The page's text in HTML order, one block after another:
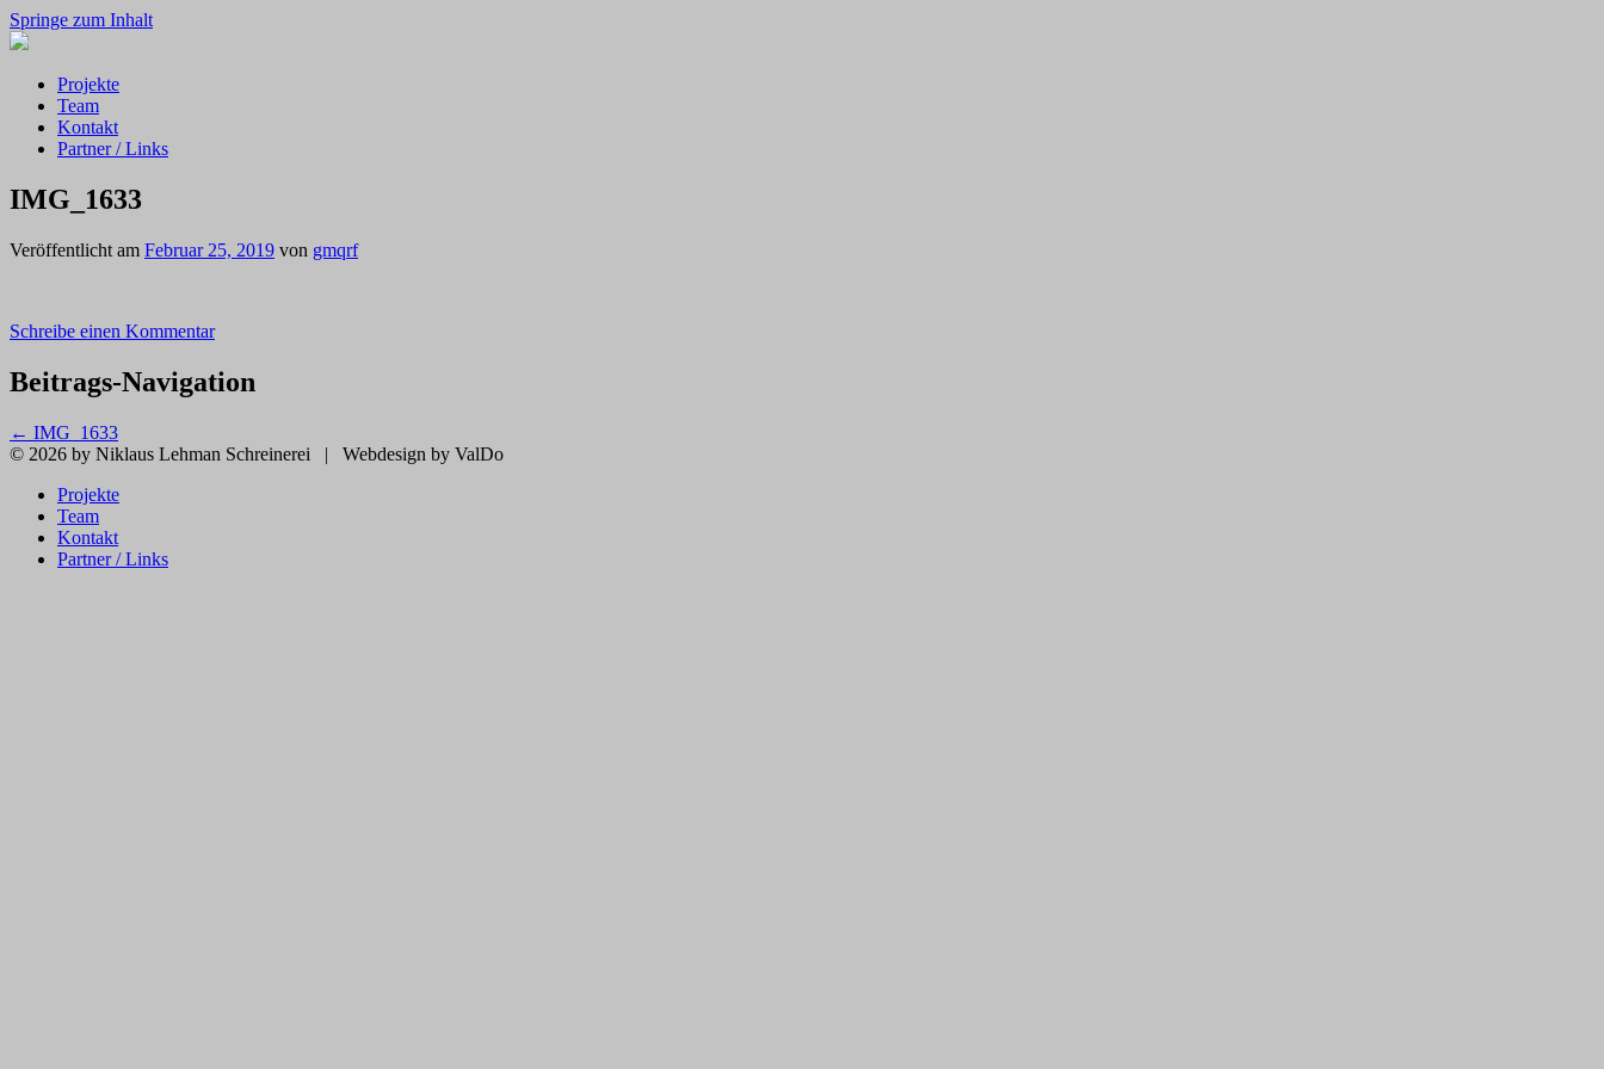
Springe zum Inhalt
Projekte
Team
Kontakt
Partner / Links
IMG_1633
Veröffentlicht am Februar 25, 2019 von gmqrf
Schreibe einen Kommentar
Beitrags-Navigation
← IMG_1633
© 2026 by Niklaus Lehman Schreinerei
| Webdesign by ValDo
Projekte
Team
Kontakt
Partner / Links